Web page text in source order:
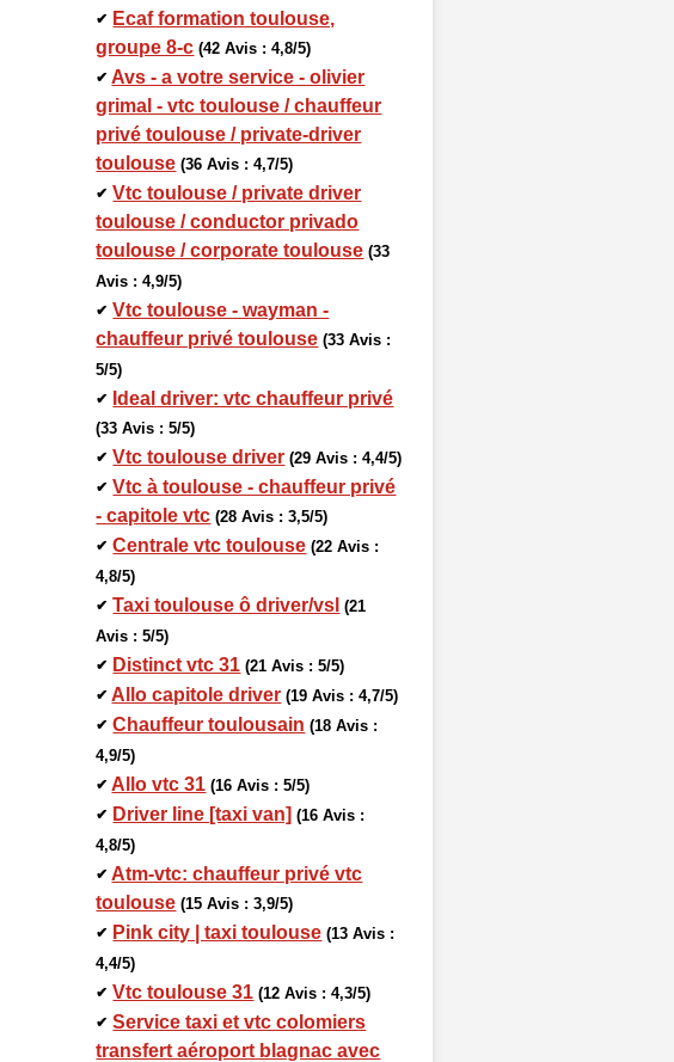
✔ Ecaf formation toulouse,
groupe 8-c (42 Avis : 4,8/5)
✔ Avs - a votre service - olivier
grimal - vtc toulouse / chauffeur
privé toulouse / private-driver
toulouse (36 Avis : 4,7/5)
✔ Vtc toulouse / private driver
toulouse / conductor privado
toulouse / corporate toulouse (33
Avis : 4,9/5)
✔ Vtc toulouse - wayman -
chauffeur privé toulouse (33 Avis :
5/5)
✔ Ideal driver: vtc chauffeur privé
(33 Avis : 5/5)
✔ Vtc toulouse driver (29 Avis : 4,4/5)
✔ Vtc à toulouse - chauffeur privé
- capitole vtc (28 Avis : 3,5/5)
✔ Centrale vtc toulouse (22 Avis :
4,8/5)
✔ Taxi toulouse ô driver/vsl (21
Avis : 5/5)
✔ Distinct vtc 31 (21 Avis : 5/5)
✔ Allo capitole driver (19 Avis : 4,7/5)
✔ Chauffeur toulousain (18 Avis :
4,9/5)
✔ Allo vtc 31 (16 Avis : 5/5)
✔ Driver line [taxi van] (16 Avis :
4,8/5)
✔ Atm-vtc: chauffeur privé vtc
toulouse (15 Avis : 3,9/5)
✔ Pink city | taxi toulouse (13 Avis :
4,4/5)
✔ Vtc toulouse 31 (12 Avis : 4,3/5)
✔ Service taxi et vtc colomiers
transfert aéroport blagnac avec